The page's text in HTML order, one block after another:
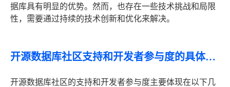
据库具有明显的优势。然而，也存在一些技术挑战和局限
性，需要通过持续的技术创新和优化来解决。
开源数据库社区支持和开发者参与度的具体表现和影响
开源数据库社区的支持和开发者参与度主要体现在以下几